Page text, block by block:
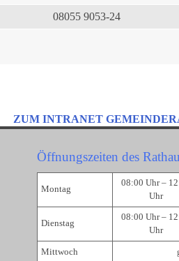
08055 9053-24
ZUM INTRANET
Öffnungszeiten des
Montag
08:00 Uhr –
Uhr
Dienstag
08:00 Uhr –
Uhr
Mittwoch